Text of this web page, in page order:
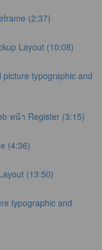
(2:37)
Layout (10:08)
typographic and
หน้า Register (3:15)
(4:36)
(13:50)
typographic and